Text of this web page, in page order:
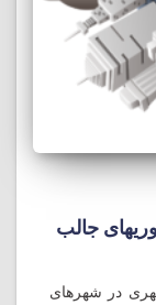
جالب
در شهرهای